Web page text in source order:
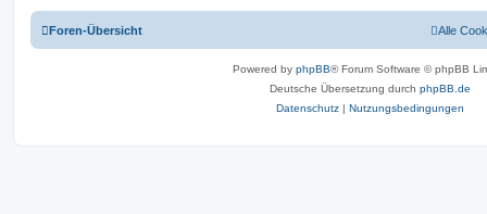
Foren-Übersicht Alle
Powered by phpBB® Forum Software © phpBB
Deutsche Übersetzung durch phpBB.de
Datenschutz | Nutzungsbedingungen